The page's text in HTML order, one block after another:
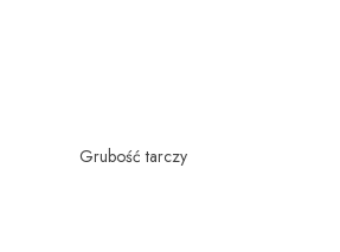
Grubość tarczy